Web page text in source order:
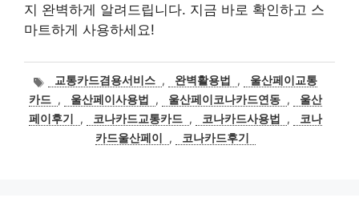
지 완벽하게 알려드립니다. 지금 바로 확인하고 스
마트하게 사용하세요!
태
그
교통카드겸용서비스 , 완벽활용법 ,
울산페이교통
카드 , 울산페이사용법 , 울산페이코나카드연동 ,
울산
페이후기
, 코나카드교통카드 , 코나카드사용법 ,
코나
카드울산페이
, 코나카드후기